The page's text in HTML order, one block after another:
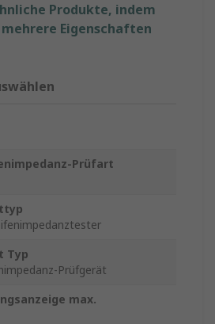
Produkte, indem
Eigenschaften
Prüfart
Typ
Prüfgerät
max.